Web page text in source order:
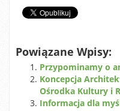
Powiązane Wpisy:
Przypominamy o
Koncepcja
Ośrodka Kultury i
Informacja dla